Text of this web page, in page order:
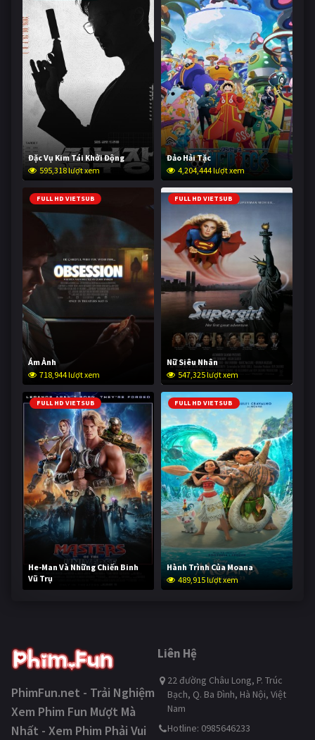
Đặc Vụ Kim Tái Khởi Động
595,318 lượt xem
Đảo Hải Tặc
4,204,444 lượt xem
FULL HD VIETSUB
Ám Ảnh
718,944 lượt xem
FULL HD VIETSUB
Nữ Siêu Nhân
547,325 lượt xem
FULL HD VIETSUB
He-Man Và Những Chiến Binh
Vũ Trụ
238,431 lượt xem
FULL HD VIETSUB
Hành Trình Của Moana
489,915 lượt xem
PhimFun.net - Trải Nghiệm
Xem Phim Fun Mượt Mà
Nhất - Xem Phim Phải Vui
Liên Hệ
22 đường Châu Long, P. Trúc
Bạch, Q. Ba Đình, Hà Nội, Việt
Nam
Hotline: 0985646233